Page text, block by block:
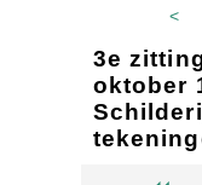
<
3e
oktober